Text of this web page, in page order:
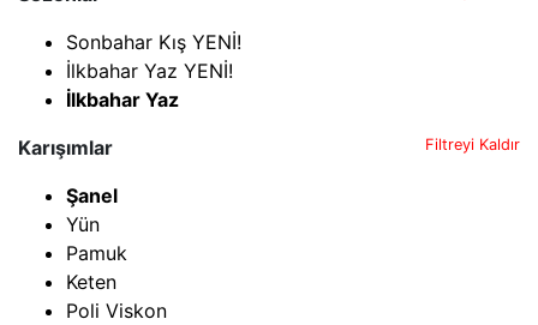
Sonbahar Kış YENİ!
İlkbahar Yaz YENİ!
İlkbahar Yaz
Karışımlar
Filtreyi Kaldır
Şanel
Yün
Pamuk
Keten
Poli Viskon